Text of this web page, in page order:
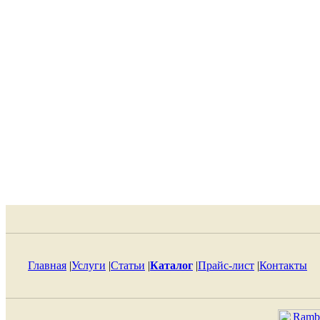
Главная |Услуги |Статьи |Каталог |Прайс-лист |Контакты